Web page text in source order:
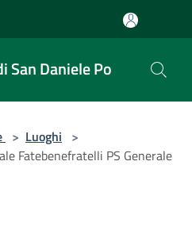
San Daniele Po
> Luoghi >
Fatebenefratelli PS Generale